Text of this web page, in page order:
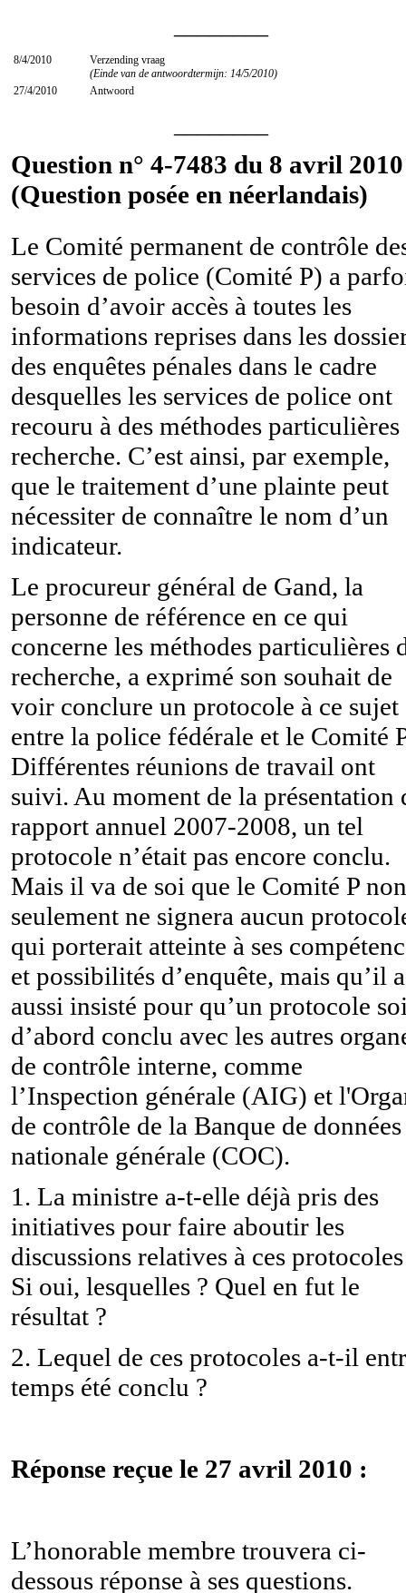
8/4/2010
Verzending vraag
(Einde van de antwoordtermijn: 14/5/2010)
27/4/2010
Antwoord
Question n° 4-7483 du 8 avril
(Question posée en néerlandais)
Le Comité permanent de contrôle
services de police (Comité P) a
besoin d’avoir accès à toutes les
informations reprises dans les
des enquêtes pénales dans le cadre
desquelles les services de police ont
recouru à des méthodes particulières
recherche. C’est ainsi, par exemple,
que le traitement d’une plainte peut
nécessiter de connaître le nom d’un
indicateur.
Le procureur général de Gand, la
personne de référence en ce qui
concerne les méthodes particulières
recherche, a exprimé son souhait de
voir conclure un protocole à ce sujet
entre la police fédérale et le Comité
Différentes réunions de travail ont
suivi. Au moment de la présentation
rapport annuel 2007-2008, un tel
protocole n’était pas encore conclu.
Mais il va de soi que le Comité P non
seulement ne signera aucun
qui porterait atteinte à ses
et possibilités d’enquête, mais qu’il a
aussi insisté pour qu’un protocole
d’abord conclu avec les autres
de contrôle interne, comme
l’Inspection générale (AIG) et
de contrôle de la Banque de données
nationale générale (COC).
1. La ministre a-t-elle déjà pris des
initiatives pour faire aboutir les
discussions relatives à ces
Si oui, lesquelles ? Quel en fut le
résultat ?
2. Lequel de ces protocoles a-t-il
temps été conclu ?
Réponse reçue le 27 avril 2010 :
L’honorable membre trouvera ci-
dessous réponse à ses questions.